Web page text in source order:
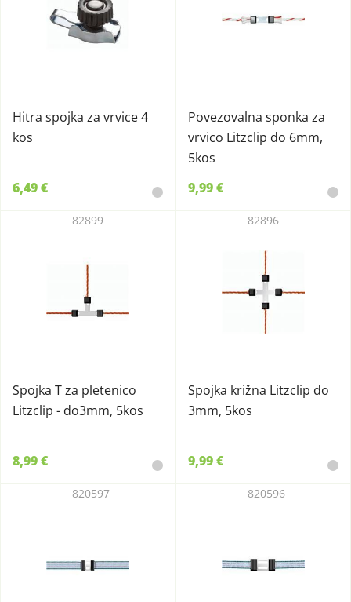
Hitra spojka za vrvice 4
kos
6,49 €
Povezovalna sponka za
vrvico Litzclip do 6mm,
5kos
9,99 €
Spojka T za pletenico
Litzclip - do3mm, 5kos
82899
8,99 €
Spojka križna Litzclip do
3mm, 5kos
82896
9,99 €
820597 820596